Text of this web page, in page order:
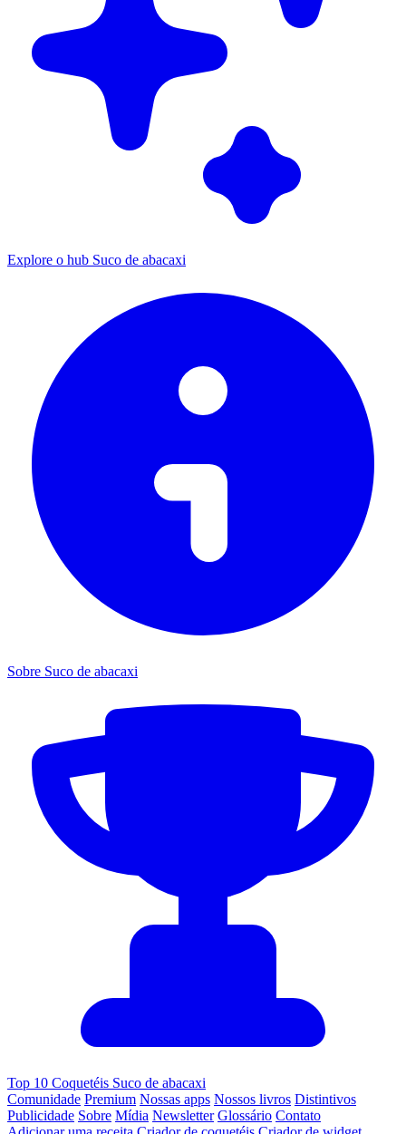
Explore o hub Suco de abacaxi
Sobre Suco de abacaxi
Top 10 Coquetéis Suco de abacaxi
Comunidade Premium Nossas apps Nossos livros Distintivos
Publicidade Sobre Mídia Newsletter Glossário Contato